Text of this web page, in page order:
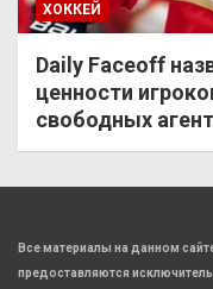
ХОККЕЙ
Daily Faceoff
ценности
свободных
Все материалы на данном
предоставляются